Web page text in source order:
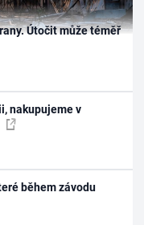
Útočit může téměř
nakupujeme v
během závodu